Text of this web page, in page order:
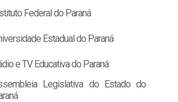
Federal do Paraná
Estadual do Paraná
e TV Educativa do Paraná
Legislativa do Estado do